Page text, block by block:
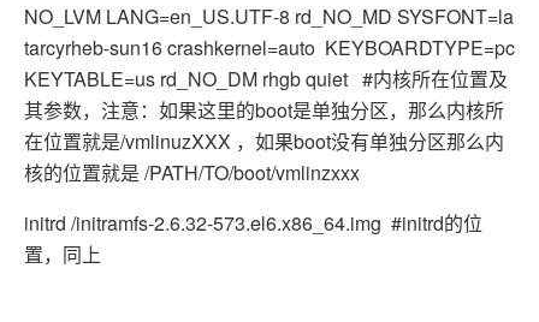
NO_LVM LANG=en_US.UTF-8 rd_NO_MD SYSFONT=la
tarcyrheb-sun16 crashkernel=auto KEYBOARDTYPE=pc
KEYTABLE=us rd_NO_DM rhgb quiet #内核所在位置及
其参数，注意：如果这里的boot是单独分区，那么内核所
在位置就是/vmlinuzXXX ，如果boot没有单独分区那么内
核的位置就是 /PATH/TO/boot/vmlinzxxx
initrd /initramfs-2.6.32-573.el6.x86_64.img #initrd的位
置，同上